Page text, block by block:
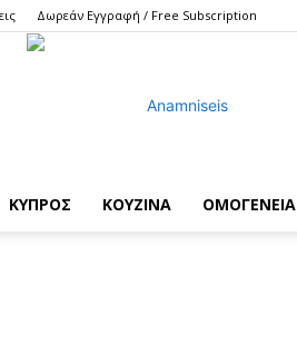
Δωρεάν Εγγραφή / Free Subscription
ΚΥΠΡΟΣ ΚΟΥΖΙΝΑ ΟΜΟΓΕΝΕΙΑ